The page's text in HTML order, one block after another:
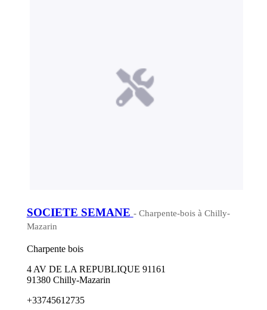
SOCIETE SEMANE - Charpente-bois à Chilly-
Mazarin
Charpente bois
4 AV DE LA REPUBLIQUE 91161
91380 Chilly-Mazarin
+33745612735